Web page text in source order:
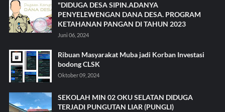
"DIDUGA DESA SIPIN.ADANYA
PENYELEWENGAN DANA DESA. PROGRAM
KETAHANAN PANGAN DI TAHUN 2023
Juni 06, 2024
Ribuan Masyarakat Muba jadi Korban Investasi
bodong CLSK
Oktober 09, 2024
SEKOLAH MIN 02 OKU SELATAN DIDUGA
TERJADI PUNGUTAN LIAR (PUNGLI)